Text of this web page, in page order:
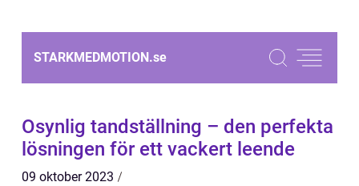
STARKMEDMOTION.se
Osynlig tandställning – den perfekta
lösningen för ett vackert leende
09 oktober 2023